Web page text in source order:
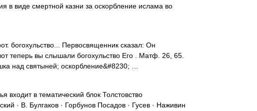
в виде смертной казни за оскорбление ислама во
богохульство... Первосвященник сказал: Он
теперь вы слышали богохульство Его . Матф. 26, 65.
над святыней; оскорбление&#8230; …
входит в тематический блок Толстовство
· В. Булгаков · Горбунов Посадов · Гусев · Наживин